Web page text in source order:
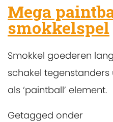
Mega
smokkelspel
Smokkel goederen
schakel
als ‘paintball’ element.
Getagged onder